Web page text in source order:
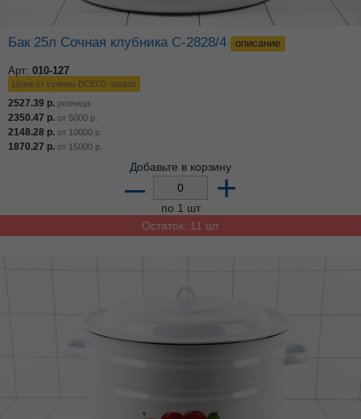
Бак 25л Сочная клубника С-2828/4 описание
Арт: 010-127
Цена от суммы ВСЕГО заказа
2527.39 р. розница
2350.47 р. от 5000 р.
2148.28 р. от 10000 р.
1870.27 р. от 15000 р.
Добавьте в корзину
– +
по 1 шт
Остаток: 11 шт